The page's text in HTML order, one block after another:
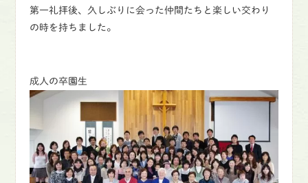
第一礼拝後、久しぶりに会った仲間たちと楽しい交わり
の時を持ちました。
成人の卒園生